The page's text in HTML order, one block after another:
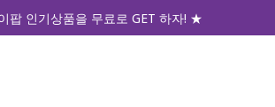
팝 인기상품을 무료로 GET 하자! ★